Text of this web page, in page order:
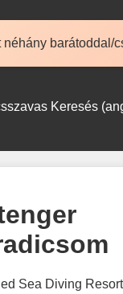
néhány barátoddal/
Keresés
Sea Diving Resort